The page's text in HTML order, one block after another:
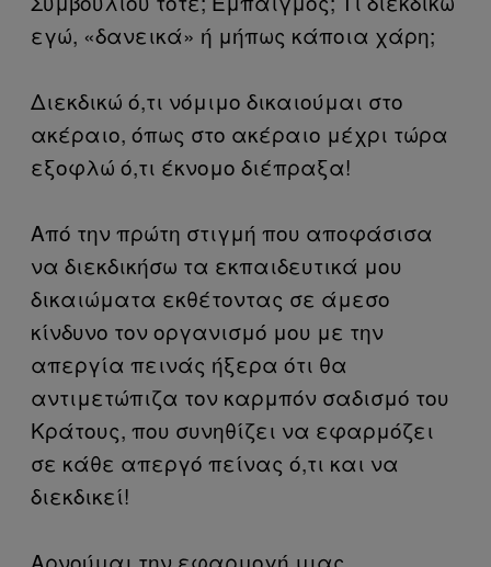
εγώ, «δανεικά» ή μήπως κάποια χάρη;
Διεκδικώ ό,τι νόμιμο δικαιούμαι στο
ακέραιο, όπως στο ακέραιο μέχρι τώρα
εξοφλώ ό,τι έκνομο διέπραξα!
Από την πρώτη στιγμή που αποφάσισα
να διεκδικήσω τα εκπαιδευτικά μου
δικαιώματα εκθέτοντας σε άμεσο
κίνδυνο τον οργανισμό μου με την
απεργία πεινάς ήξερα ότι θα
αντιμετώπιζα τον καρμπόν σαδισμό του
Κράτους, που συνηθίζει να εφαρμόζει
σε κάθε απεργό πείνας ό,τι και να
διεκδικεί!
Αρνούμαι την εφαρμογή μιας